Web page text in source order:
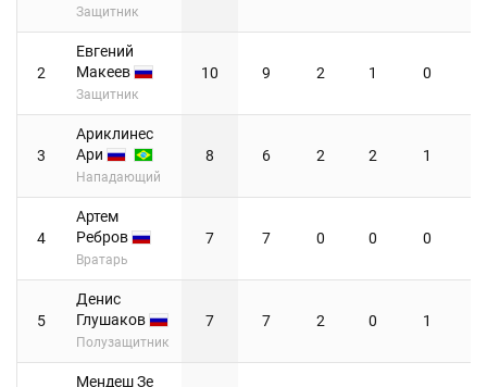
Защитник
2
Евгений
Макеев
Защитник
10 9 2 1 0
3
Ариклинес
Ари
Нападающий
8 6 2 2 1
4
Артем
Ребров
Вратарь
7 7 0 0 0
5
Денис
Глушаков
Полузащитник
7 7 2 0 1
Мендеш Зе